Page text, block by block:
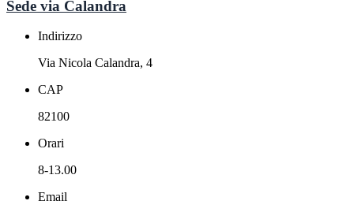
Sede via Calandra
Indirizzo
Via Nicola Calandra, 4
CAP
82100
Orari
8-13.00
Email